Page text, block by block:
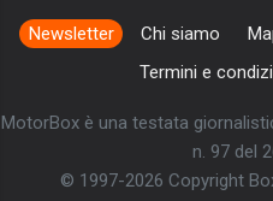
Newsletter Chi siamo
Termini e
MotorBox è una testata
n. 97 del
© 1997-2026 Copyright